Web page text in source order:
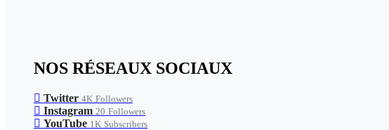
NOS RÉSEAUX SOCIAUX
Twitter 4K Followers
Instagram 20 Followers
YouTube 1K Subscribers